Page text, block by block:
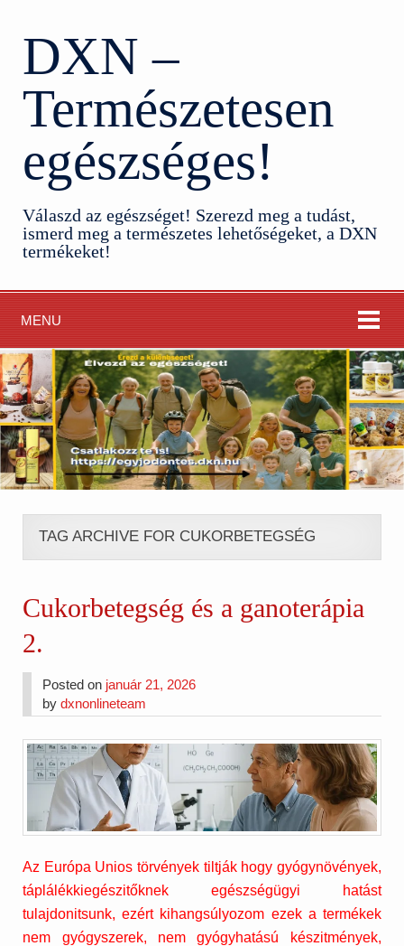
DXN –
Természetesen
egészséges!
Válaszd az egészséget! Szerezd meg a tudást,
ismerd meg a természetes lehetőségeket, a DXN
termékeket!
MENU
TAG ARCHIVE FOR CUKORBETEGSÉG
Cukorbetegség és a ganoterápia
2.
Posted on január 21, 2026
bydxnonlineteam
Az Európa Unios törvények tiltják hogy gyógynövények,
táplálékkiegészitőknek egészségügyi hatást
tulajdonitsunk, ezért kihangsúlyozom ezek a termékek
nem gyógyszerek, nem gyógyhatású készitmények,